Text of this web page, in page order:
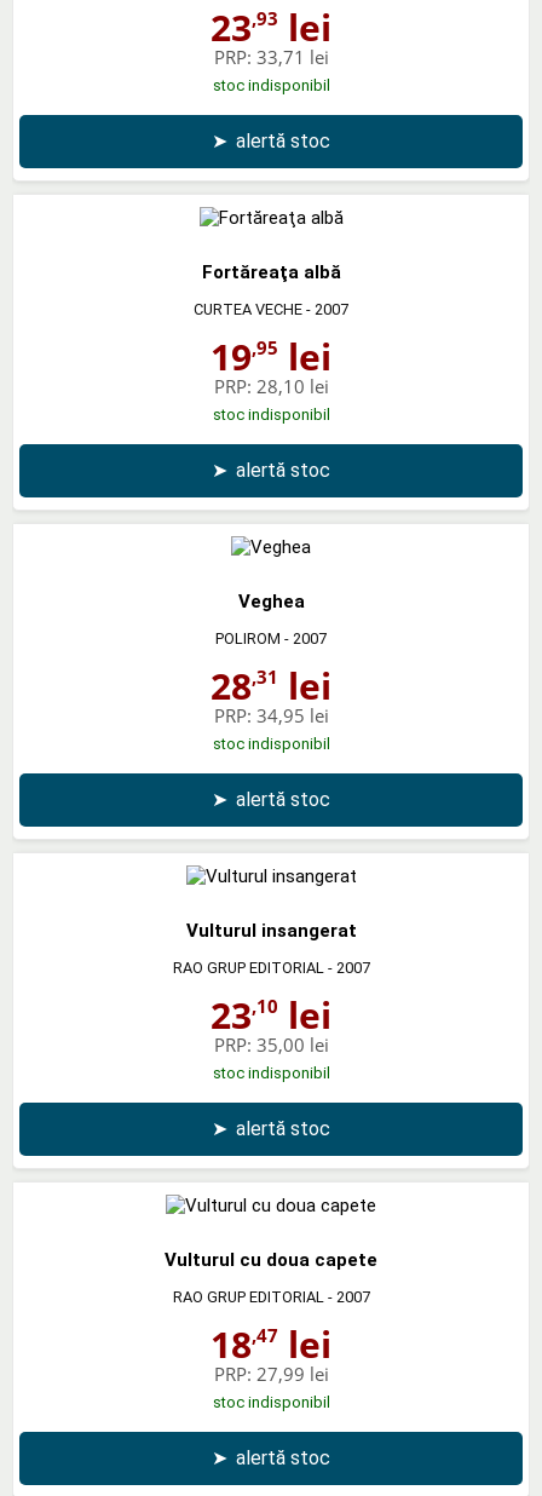
23,93 lei
PRP: 33,71 lei
stoc indisponibil
➤ alertă stoc
Fortăreaţa albă
CURTEA VECHE - 2007
19,95 lei
PRP: 28,10 lei
stoc indisponibil
➤ alertă stoc
Veghea
POLIROM - 2007
28,31 lei
PRP: 34,95 lei
stoc indisponibil
➤ alertă stoc
Vulturul insangerat
RAO GRUP EDITORIAL - 2007
23,10 lei
PRP: 35,00 lei
stoc indisponibil
➤ alertă stoc
Vulturul cu doua capete
RAO GRUP EDITORIAL - 2007
18,47 lei
PRP: 27,99 lei
stoc indisponibil
➤ alertă stoc